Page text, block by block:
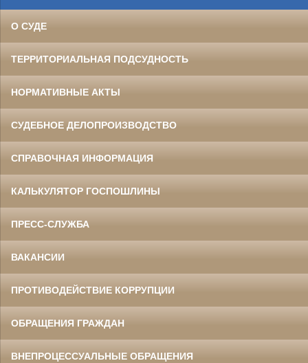
О СУДЕ
ТЕРРИТОРИАЛЬНАЯ ПОДСУДНОСТЬ
НОРМАТИВНЫЕ АКТЫ
СУДЕБНОЕ ДЕЛОПРОИЗВОДСТВО
СПРАВОЧНАЯ ИНФОРМАЦИЯ
КАЛЬКУЛЯТОР ГОСПОШЛИНЫ
ПРЕСС-СЛУЖБА
ВАКАНСИИ
ПРОТИВОДЕЙСТВИЕ КОРРУПЦИИ
ОБРАЩЕНИЯ ГРАЖДАН
ВНЕПРОЦЕССУАЛЬНЫЕ ОБРАЩЕНИЯ